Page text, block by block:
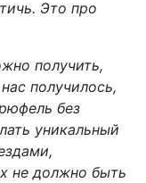
Это про
получить,
получилось,
без
уникальный
не должно быть